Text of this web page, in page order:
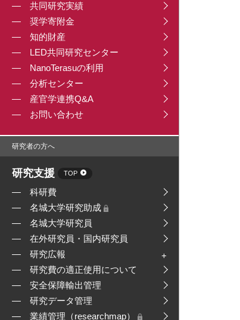
共同研究実績
奨学寄附金
知的財産
LED共同研究センター
NanoTerasuの利用
分析センター
産官学連携Q&A
お問い合わせ
研究者の方へ
研究支援 TOP
科研費
名城大学研究助成
名城大学研究員
在外研究員・国内研究員
研究広報
研究費の適正使用について
安全保障輸出管理
研究データ管理
業績管理（researchmap）